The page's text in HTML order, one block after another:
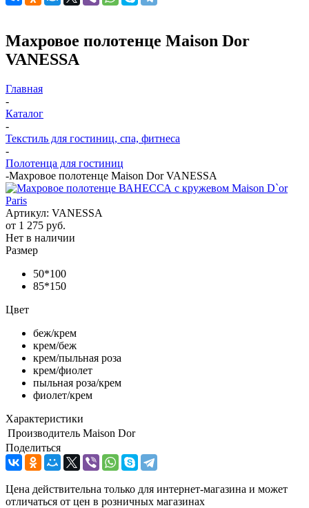
Махровое полотенце Maison Dor
VANESSA
Главная
-
Каталог
-
Текстиль для гостиниц, спа, фитнеса
-
Полотенца для гостиниц
-Махровое полотенце Maison Dor VANESSA
Артикул: VANESSA
от 1 275 руб.
Нет в наличии
Размер
50*100
85*150
Цвет
беж/крем
крем/беж
крем/пыльная роза
крем/фиолет
пыльная роза/крем
фиолет/крем
Характеристики
Производитель Maison Dor
Поделиться
Цена действительна только для интернет-магазина и может
отличаться от цен в розничных магазинах